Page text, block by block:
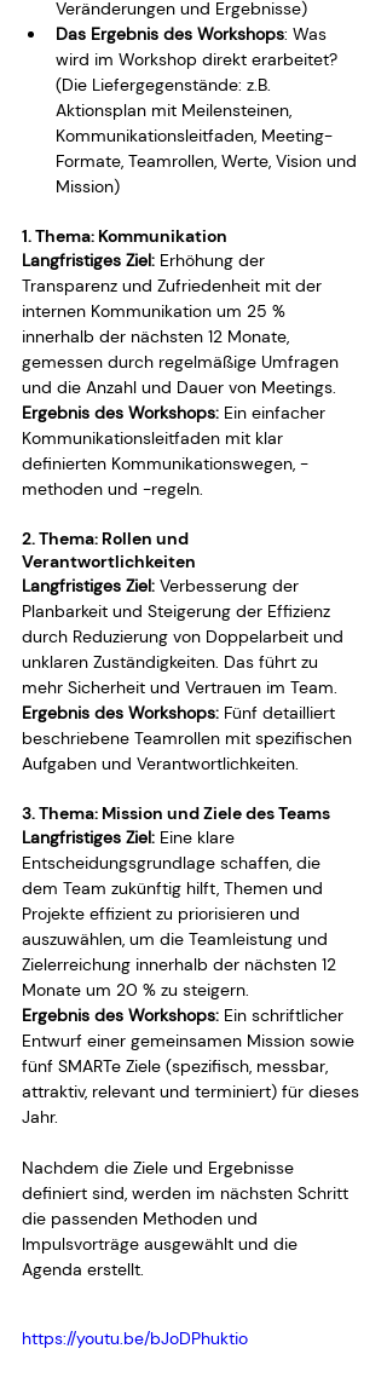
Veränderungen und Ergebnisse)
Das Ergebnis des Workshops: Was
wird im Workshop direkt erarbeitet?
(Die Liefergegenstände: z.B.
Aktionsplan mit Meilensteinen,
Kommunikationsleitfaden, Meeting-
Formate, Teamrollen, Werte, Vision und
Mission)
1. Thema: Kommunikation
Langfristiges Ziel: Erhöhung der
Transparenz und Zufriedenheit mit der
internen Kommunikation um 25 %
innerhalb der nächsten 12 Monate,
gemessen durch regelmäßige Umfragen
und die Anzahl und Dauer von Meetings.
Ergebnis des Workshops: Ein einfacher
Kommunikationsleitfaden mit klar
definierten Kommunikationswegen, -
methoden und -regeln.
2. Thema: Rollen und
Verantwortlichkeiten
Langfristiges Ziel: Verbesserung der
Planbarkeit und Steigerung der Effizienz
durch Reduzierung von Doppelarbeit und
unklaren Zuständigkeiten. Das führt zu
mehr Sicherheit und Vertrauen im Team.
Ergebnis des Workshops: Fünf detailliert
beschriebene Teamrollen mit spezifischen
Aufgaben und Verantwortlichkeiten.
3. Thema: Mission und Ziele des Teams
Langfristiges Ziel: Eine klare
Entscheidungsgrundlage schaffen, die
dem Team zukünftig hilft, Themen und
Projekte effizient zu priorisieren und
auszuwählen, um die Teamleistung und
Zielerreichung innerhalb der nächsten 12
Monate um 20 % zu steigern.
Ergebnis des Workshops: Ein schriftlicher
Entwurf einer gemeinsamen Mission sowie
fünf SMARTe Ziele (spezifisch, messbar,
attraktiv, relevant und terminiert) für dieses
Jahr.
Nachdem die Ziele und Ergebnisse
definiert sind, werden im nächsten Schritt
die passenden Methoden und
Impulsvorträge ausgewählt und die
Agenda erstellt.
https://youtu.be/bJoDPhuktio